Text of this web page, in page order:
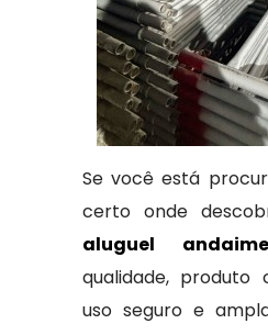
Se você está
certo onde
aluguel
qualidade, produto
uso seguro e